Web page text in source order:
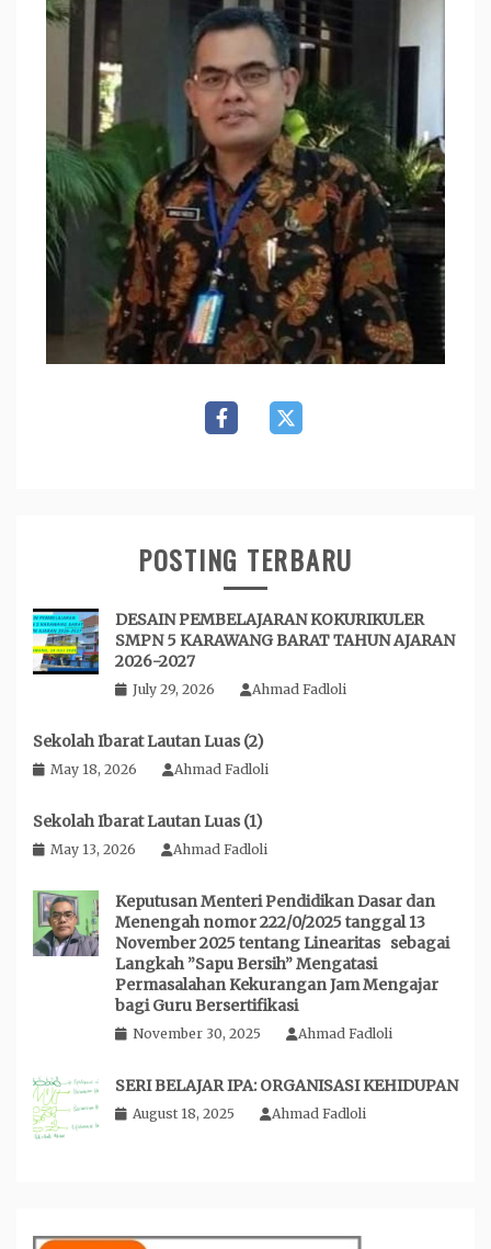
POSTING TERBARU
DESAIN PEMBELAJARAN KOKURIKULER
SMPN 5 KARAWANG BARAT TAHUN AJARAN
2026-2027
July 29, 2026 Ahmad Fadloli
Sekolah Ibarat Lautan Luas (2)
May 18, 2026 Ahmad Fadloli
Sekolah Ibarat Lautan Luas (1)
May 13, 2026 Ahmad Fadloli
Keputusan Menteri Pendidikan Dasar dan
Menengah nomor 222/0/2025 tanggal 13
November 2025 tentang Linearitas sebagai
Langkah ”Sapu Bersih” Mengatasi
Permasalahan Kekurangan Jam Mengajar
bagi Guru Bersertifikasi
November 30, 2025 Ahmad Fadloli
SERI BELAJAR IPA: ORGANISASI KEHIDUPAN
August 18, 2025 Ahmad Fadloli